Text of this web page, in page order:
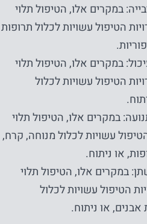
במקרים אלו, הטיפול תלוי
הטיפול עשויות לכלול תרופות
במקרים אלו, הטיפול תלוי
הטיפול עשויות לכלול
במקרים אלו, הטיפול תלוי
עשויות לכלול מנוחה, קרח,
או ניתוח.
במקרים אלו, הטיפול תלוי
הטיפול עשויות לכלול
או ניתוח.
נחוץ
עוגיות אלו
אופציונליות.
הם נחוצים
כדי שהאתר
סטטיסטיקה